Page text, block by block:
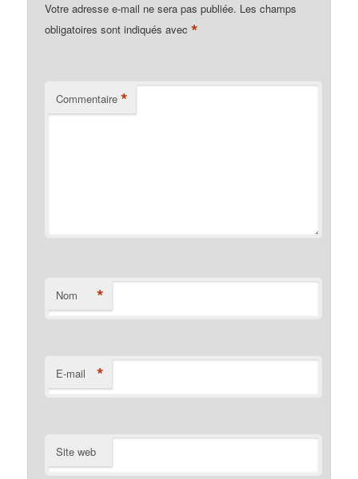
Votre adresse e-mail ne sera pas publiée. Les champs
obligatoires sont indiqués avec*
Commentaire *
Nom *
E-mail *
Site web